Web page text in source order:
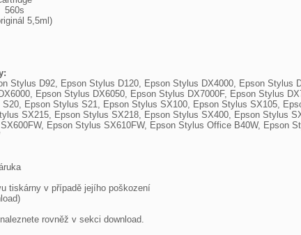
5,5ml)
Stylus D92, Epson Stylus D120, Epson Stylus DX4000, Epson
Epson Stylus DX6050, Epson Stylus DX7000F, Epson Stylus
S20, Epson Stylus S21, Epson Stylus SX100, Epson Stylus SX105,
SX215, Epson Stylus SX218, Epson Stylus SX400, Epson Stylus
Epson Stylus SX610FW, Epson Stylus Office B40W,
tiskárny v případě jejího poškození
rovněž v sekci download.